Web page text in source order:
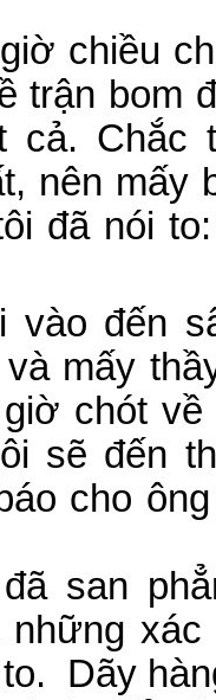
chiều
trận bom
cả. Chắc
nên mấy
đã nói to:
vào đến
mấy
giờ chót
sẽ đến
cho
san
xác
Dãy